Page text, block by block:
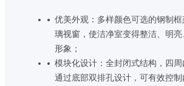
优美外观：多样颜色可选的钢制
璃视窗，使洁净室变得整洁、明
形象；
模块化设计：全封闭式结构，四
通过底部双排孔设计，可有效控